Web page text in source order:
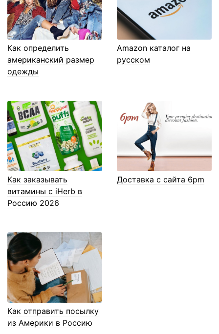
Как определить
американский размер
одежды
Amazon каталог на
русском
Как заказывать
витамины с iHerb в
Россию 2026
Доставка с сайта 6pm
Как отправить посылку
из Америки в Россию